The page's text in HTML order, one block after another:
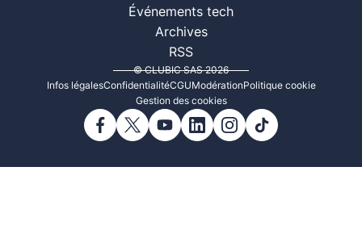
Événements tech
Archives
RSS
© CLUBIC SAS 2026
Infos légalesConfidentialitéCGUModérationPolitique cookie
Gestion des cookies